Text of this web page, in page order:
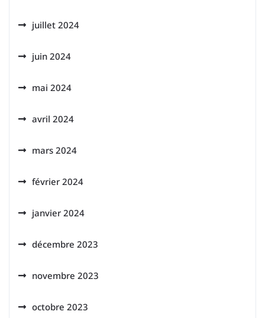
juillet 2024
juin 2024
mai 2024
avril 2024
mars 2024
février 2024
janvier 2024
décembre 2023
novembre 2023
octobre 2023